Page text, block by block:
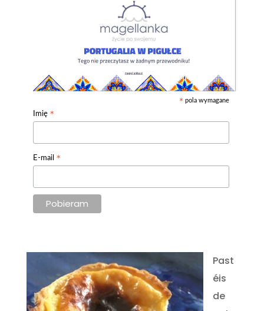
* pola wymagane
Imię *
E-mail *
Past
éis
de